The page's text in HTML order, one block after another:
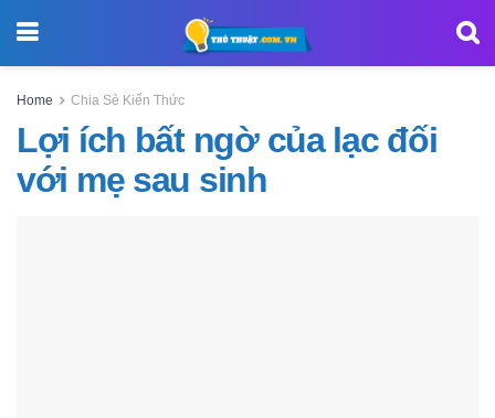
Home Chia Sẻ Kiến Thức
Lợi ích bất ngờ của lạc đối
với mẹ sau sinh